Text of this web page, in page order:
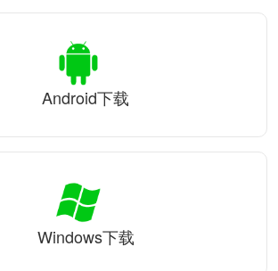
Android下载
Windows下载